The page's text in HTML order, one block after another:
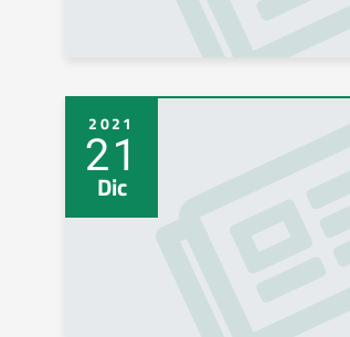
2021
21
Dic